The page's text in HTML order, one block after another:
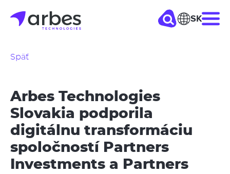
SK
Späť
Arbes Technologies
Slovakia podporila
digitálnu transformáciu
spoločností Partners
Investments a Partners